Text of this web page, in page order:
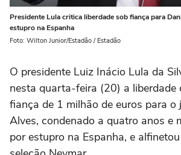
Presidente Lula critica liberdade sob fiança para
estupro na Espanha
Foto: Wilton Junior/Estadão / Estadão
O presidente Luiz Inácio Lula da
nesta quarta-feira (20) a liberdade
fiança de 1 milhão de euros para o
Alves, condenado a quatro anos e
por estupro na Espanha, e